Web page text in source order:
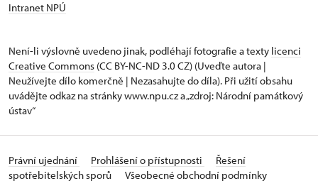
Intranet NPÚ
Není-li výslovně uvedeno jinak, podléhají fotografie a texty licenci
Creative Commons (CC BY-NC-ND 3.0 CZ) (Uveďte autora |
Neužívejte dílo komerčně | Nezasahujte do díla). Při užití obsahu
uvádějte odkaz na stránky www.npu.cz a „zdroj: Národní památkový
ústav“
Právní ujednání Prohlášení o přístupnosti
Řešení
spotřebitelských sporů
Všeobecné obchodní podmínky